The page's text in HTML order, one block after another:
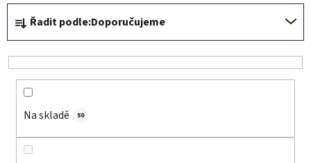
Ř
a
z
e
Řadit podle:Doporučujeme
Na skladě 50